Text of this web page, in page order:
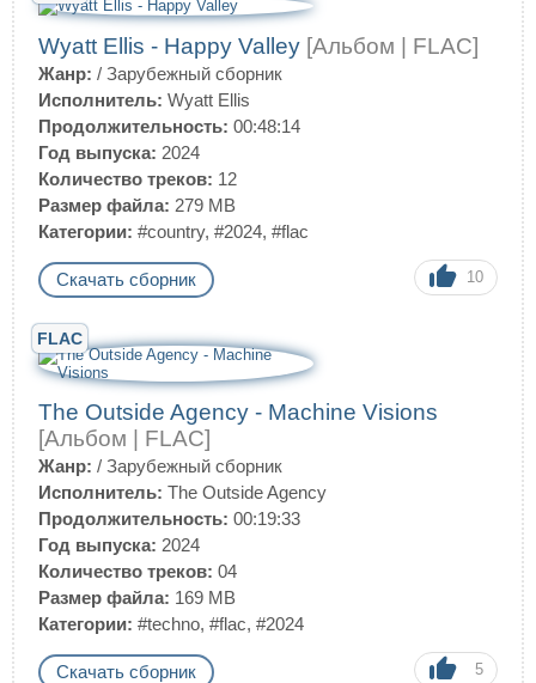
Wyatt Ellis - Happy Valley [Альбом | FLAC]
Жанр: / Зарубежный сборник
Исполнитель: Wyatt Ellis
Продолжительность: 00:48:14
Год выпуска: 2024
Количество треков: 12
Размер файла: 279 MB
Категории: #country, #2024, #flac
Скачать сборник 10
FLAC
The Outside Agency - Machine Visions
[Альбом | FLAC]
Жанр: / Зарубежный сборник
Исполнитель: The Outside Agency
Продолжительность: 00:19:33
Год выпуска: 2024
Количество треков: 04
Размер файла: 169 MB
Категории: #techno, #flac, #2024
Скачать сборник 5